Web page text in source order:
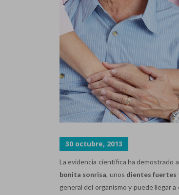
30 octubre, 2013
La evidencia científica ha demostrado
bonita sonrisa, unos dientes fuertes
general del organismo y puede llegar